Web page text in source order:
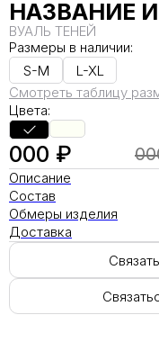
НАЗВАНИЕ
ВУАЛЬ ТЕНЕЙ
Размеры в наличии:
S-M
L-XL
Смотреть таблицу
Цвета:
000 ₽
Описание
Состав
Обмеры изделия
Доставка